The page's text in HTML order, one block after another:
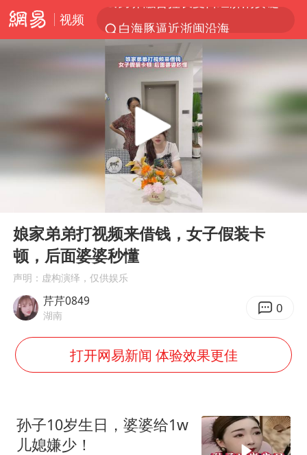
视频
白海豚逼近浙闽沿海
拜登前列腺癌恶化
上海中心城区暴雨预警由橙变红
武契奇会见泽连斯基有何意图
“伊斯兰版北约”出现
以军士兵把枪口对准中国记者
方桃子代言广告视频已下架
上海大部迎大暴雨
一周大涨超7% 金价为何突然上涨
构建更高水平的全民健身公共服务体系
娘家弟弟打视频来借钱，女子假装卡
顿，后面婆婆秒懂
声明：虚构演绎，仅供娱乐
芹芹0849
湖南 0
打开网易新闻 体验效果更佳
孙子10岁生日，婆婆给1w
儿媳嫌少！